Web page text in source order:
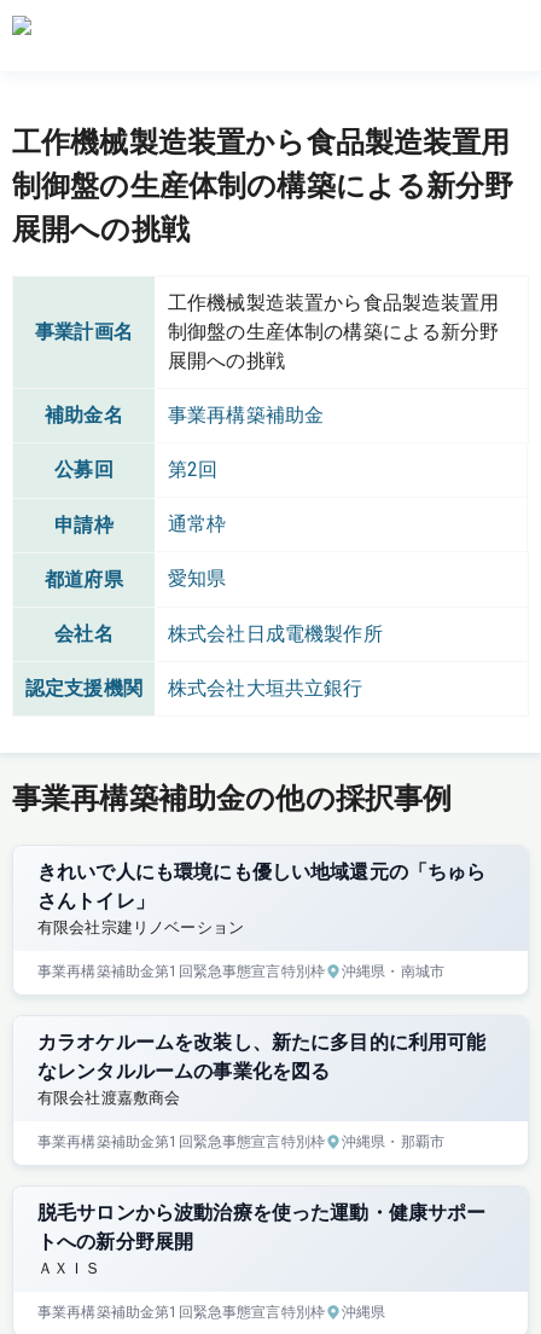
工作機械製造装置から食品製造装置用
制御盤の生産体制の構築による新分野
展開への挑戦
事業計画名
工作機械製造装置から食品製造装置用
制御盤の生産体制の構築による新分野
展開への挑戦
補助金名 事業再構築補助金
公募回 第2回
申請枠 通常枠
都道府県 愛知県
会社名 株式会社日成電機製作所
認定支援機関 株式会社大垣共立銀行
事業再構築補助金の他の採択事例
きれいで人にも環境にも優しい地域還元の「ちゅら
さんトイレ」
有限会社宗建リノベーション
事業再構築補助金第1回緊急事態宣言特別枠 沖縄県 ・南城市
カラオケルームを改装し、新たに多目的に利用可能
なレンタルルームの事業化を図る
有限会社渡嘉敷商会
事業再構築補助金第1回緊急事態宣言特別枠 沖縄県 ・那覇市
脱毛サロンから波動治療を使った運動・健康サポー
トへの新分野展開
ＡＸＩＳ
事業再構築補助金第1回緊急事態宣言特別枠 沖縄県